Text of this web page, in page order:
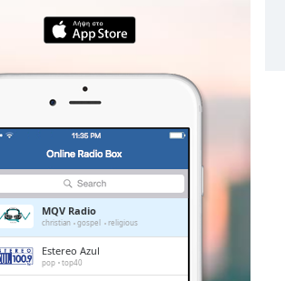
MQV Radio
christian gospel religious
Estereo Azul
pop top40